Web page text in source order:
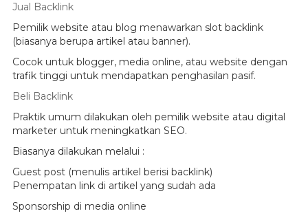
Jual Backlink
Pemilik website atau blog menawarkan slot backlink
(biasanya berupa artikel atau banner).
Cocok untuk blogger, media online, atau website dengan
trafik tinggi untuk mendapatkan penghasilan pasif.
Beli Backlink
Praktik umum dilakukan oleh pemilik website atau digital
marketer untuk meningkatkan SEO.
Biasanya dilakukan melalui :
Guest post (menulis artikel berisi backlink)
Penempatan link di artikel yang sudah ada
Sponsorship di media online